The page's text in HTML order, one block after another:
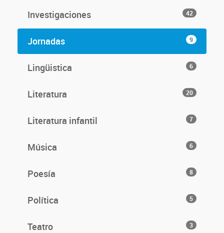
Investigaciones 42
Jornadas 9
Lingüistica 6
Literatura 20
Literatura infantil 7
Música 6
Poesía 8
Política 5
Teatro 3